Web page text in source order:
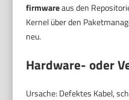
firmwareaus den
Kernel über den
neu.
Hardware- oder
Ursache: Defektes Kabel,